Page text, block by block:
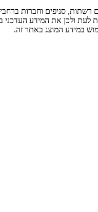
סניפים וחברות
לעת ולכן את המידע
במידע המוצג באתר זה.